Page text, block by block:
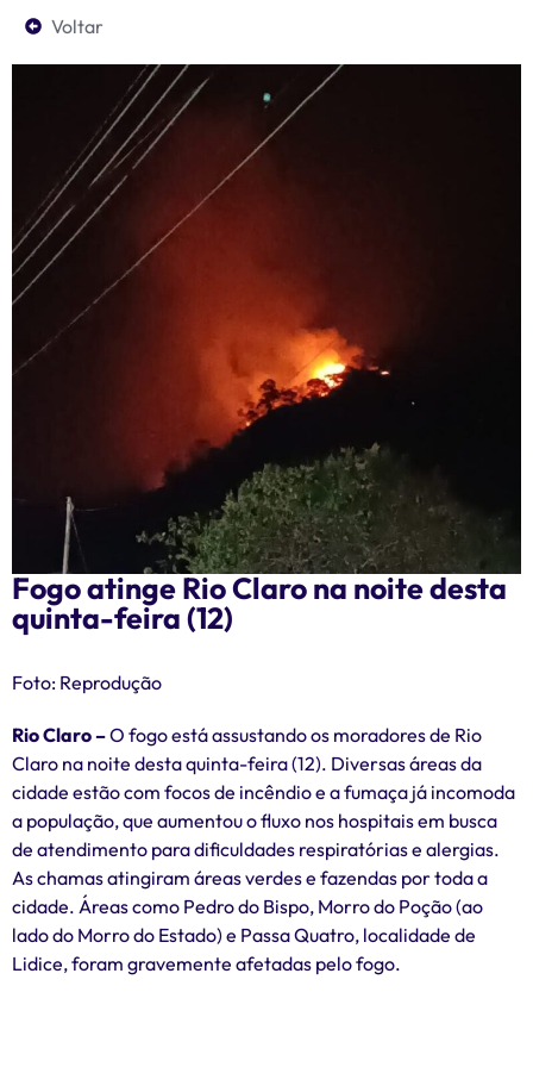
Voltar
Fogo atinge Rio Claro na noite desta
quinta-feira (12)
Foto: Reprodução
Rio Claro –O fogo está assustando os moradores de Rio
Claro na noite desta quinta-feira (12). Diversas áreas da
cidade estão com focos de incêndio e a fumaça já incomoda
a população, que aumentou o fluxo nos hospitais em busca
de atendimento para dificuldades respiratórias e alergias.
As chamas atingiram áreas verdes e fazendas por toda a
cidade. Áreas como Pedro do Bispo, Morro do Poção (ao
lado do Morro do Estado) e Passa Quatro, localidade de
Lidice, foram gravemente afetadas pelo fogo.